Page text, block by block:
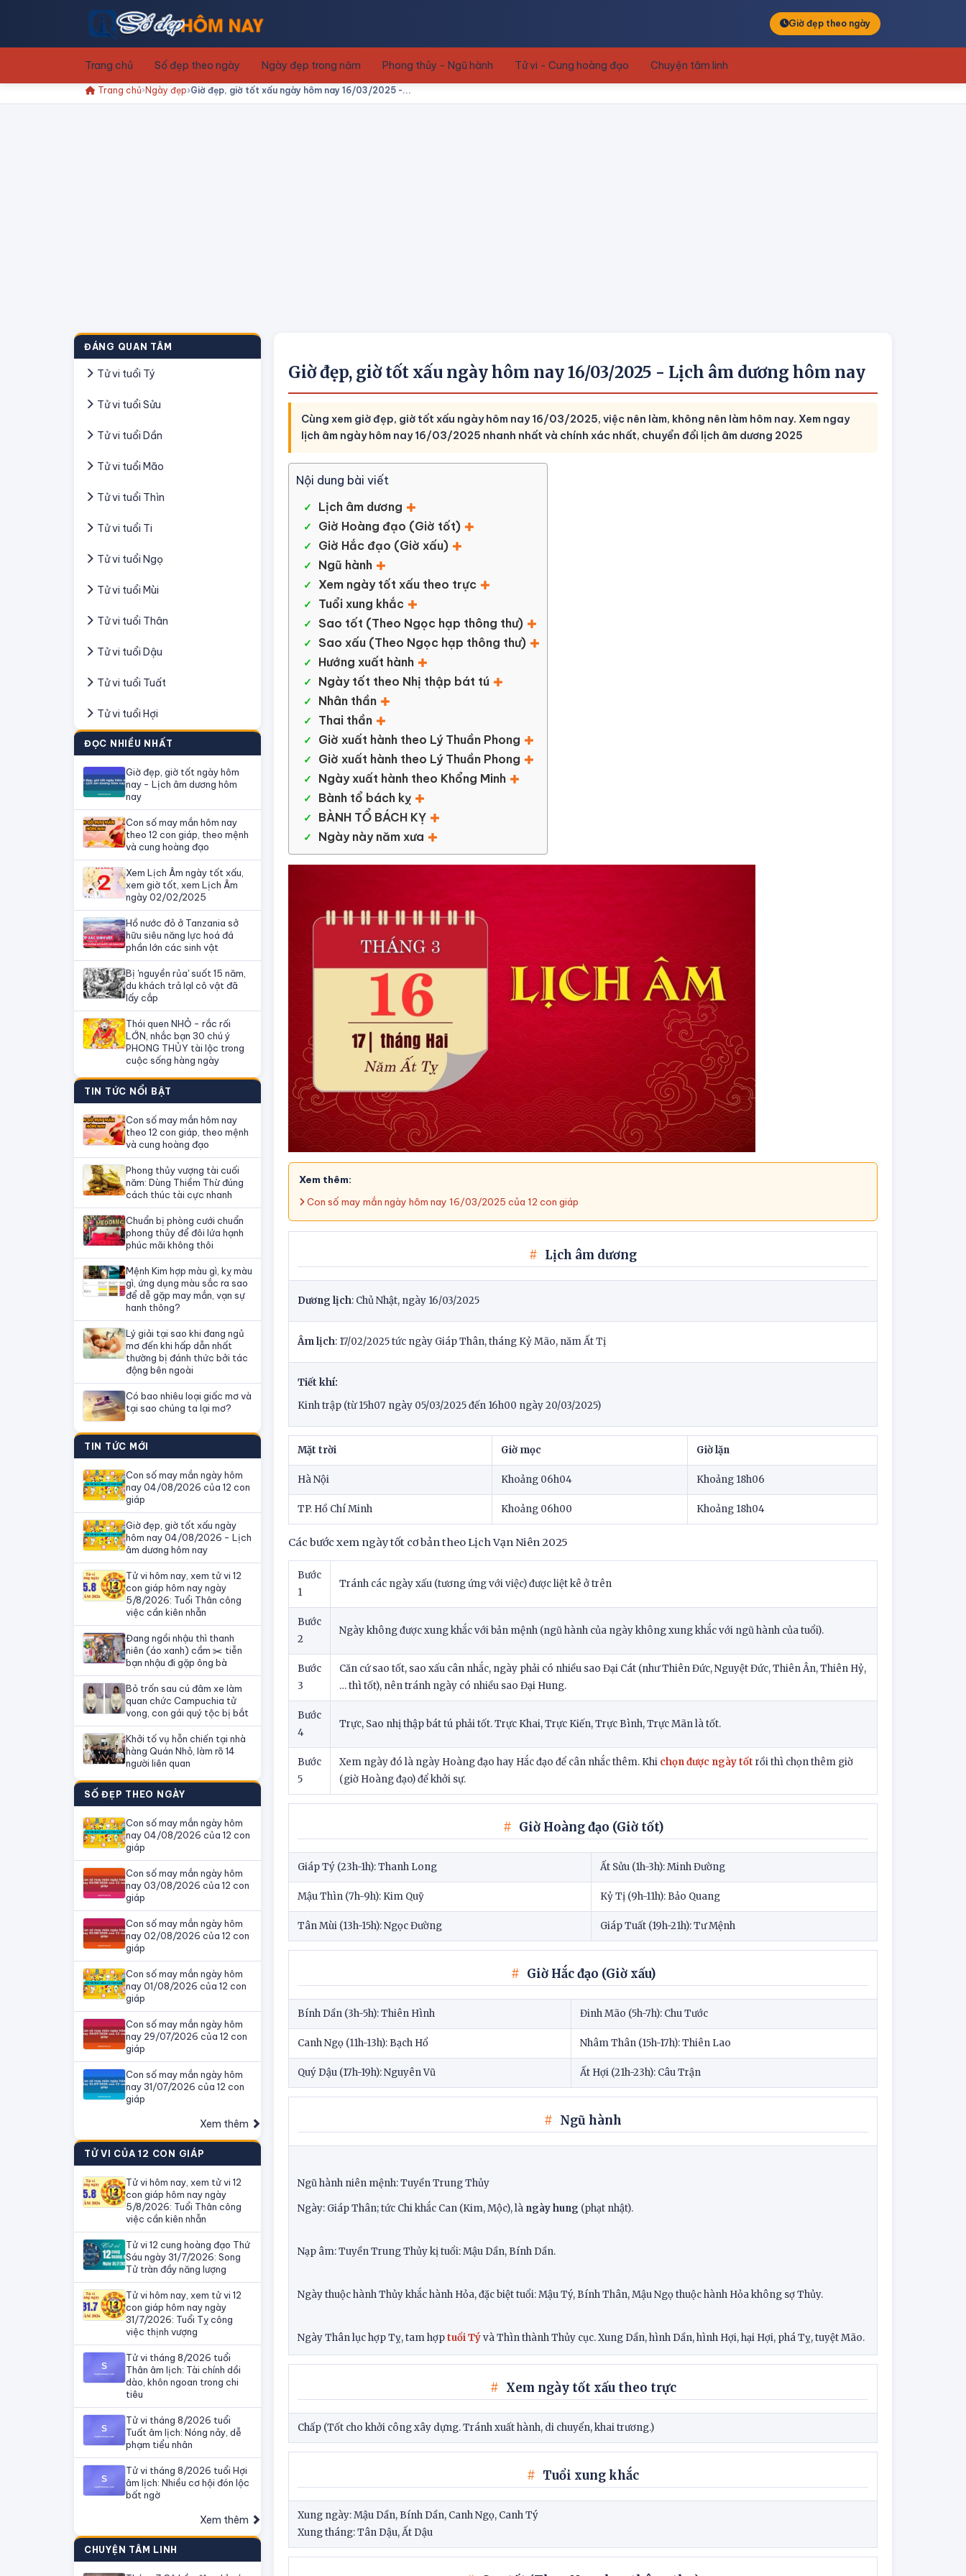
Giờ đẹp theo ngày
Trang chủ Số đẹp theo ngày Ngày đẹp trong năm Phong thủy - Ngũ hành Tử vi - Cung hoàng đạo Chuyện tâm linh
Trang chủ Ngày đẹp Giờ đẹp, giờ tốt xấu ngày hôm nay 16/03/2025 -...
ĐÁNG QUAN TÂM
Tử vi tuổi Tý
Tử vi tuổi Sửu
Tử vi tuổi Dần
Tử vi tuổi Mão
Tử vi tuổi Thìn
Tử vi tuổi Ti
Tử vi tuổi Ngọ
Tử vi tuổi Mùi
Tử vi tuổi Thân
Tử vi tuổi Dậu
Tử vi tuổi Tuất
Tử vi tuổi Hợi
ĐỌC NHIỀU NHẤT
Giờ đẹp, giờ tốt ngày hôm
nay - Lịch âm dương hôm
nay
Con số may mắn hôm nay
theo 12 con giáp, theo mệnh
và cung hoàng đạo
Xem Lịch Âm ngày tốt xấu,
xem giờ tốt, xem Lịch Âm
ngày 02/02/2025
Hồ nước đỏ ở Tanzania sở
hữu siêu năng lực hoá đá
phần lớn các sinh vật
Bị 'nguyền rủa' suốt 15 năm,
du khách trả lạI cô vật đã
lấy cắp
Thói quen NHỎ - rắc rối
LỚN, nhắc bạn 30 chú ý
PHONG THỦY tài lộc trong
cuộc sống hàng ngày
TIN TỨC NỔI BẬT
Con số may mắn hôm nay
theo 12 con giáp, theo mệnh
và cung hoàng đạo
Phong thủy vượng tài cuối
năm: Dùng Thiềm Thừ đúng
cách thúc tài cực nhanh
Chuẩn bị phòng cưới chuẩn
phong thủy để đôi lứa hạnh
phúc mãi không thôi
Mệnh Kim hợp màu gì, kỵ màu
gì, ứng dụng màu sắc ra sao
để dễ gặp may mắn, vạn sự
hanh thông?
Lý giải tại sao khi đang ngủ
mơ đến khi hấp dẫn nhất
thường bị đánh thức bởi tác
động bên ngoài
Có bao nhiêu loại giấc mơ và
tại sao chúng ta lại mơ?
TIN TỨC MỚI
Con số may mắn ngày hôm
nay 04/08/2026 của 12 con
giáp
Giờ đẹp, giờ tốt xấu ngày
hôm nay 04/08/2026 - Lịch
âm dương hôm nay
Tử vi hôm nay, xem tử vi 12
con giáp hôm nay ngày
5/8/2026: Tuổi Thân công
việc cần kiên nhẫn
Đang ngồi nhậu thì thanh
niên (áo xanh) cầm ✂️ tiễn
bạn nhậu đi gặp ông bà
Bỏ trốn sau cú đâm xe làm
quan chức Campuchia tử
vong, con gái quý tộc bị bắt
Khởi tố vụ hỗn chiến tại nhà
hàng Quán Nhỏ, làm rõ 14
người liên quan
SỐ ĐẸP THEO NGÀY
Con số may mắn ngày hôm
nay 04/08/2026 của 12 con
giáp
Con số may mắn ngày hôm
nay 03/08/2026 của 12 con
giáp
Con số may mắn ngày hôm
nay 02/08/2026 của 12 con
giáp
Con số may mắn ngày hôm
nay 01/08/2026 của 12 con
giáp
Con số may mắn ngày hôm
nay 29/07/2026 của 12 con
giáp
Con số may mắn ngày hôm
nay 31/07/2026 của 12 con
giáp
Xem thêm
TỬ VI CỦA 12 CON GIÁP
Tử vi hôm nay, xem tử vi 12
con giáp hôm nay ngày
5/8/2026: Tuổi Thân công
việc cần kiên nhẫn
Tử vi 12 cung hoàng đạo Thứ
Sáu ngày 31/7/2026: Song
Tử tràn đầy năng lượng
Tử vi hôm nay, xem tử vi 12
con giáp hôm nay ngày
31/7/2026: Tuổi Tỵ công
việc thịnh vượng
Tử vi tháng 8/2026 tuổi
Thân âm lịch: Tài chính dồi
dào, khôn ngoan trong chi
tiêu
Tử vi tháng 8/2026 tuổi
Tuất âm lịch: Nóng nảy, dễ
phạm tiểu nhân
Tử vi tháng 8/2026 tuổi Hợi
âm lịch: Nhiều cơ hội đón lộc
bất ngờ
Xem thêm
CHUYỆN TÂM LINH
Giờ đẹp, giờ tốt xấu ngày hôm nay 16/03/2025 - Lịch âm dương hôm nay
Cùng xem giờ đẹp, giờ tốt xấu ngày hôm nay 16/03/2025, việc nên làm, không nên làm hôm nay. Xem ngay
lịch âm ngày hôm nay 16/03/2025 nhanh nhất và chính xác nhất, chuyển đổi lịch âm dương 2025
Nội dung bài viết
Lịch âm dương
Giờ Hoàng đạo (Giờ tốt)
Giờ Hắc đạo (Giờ xấu)
Ngũ hành
Xem ngày tốt xấu theo trực
Tuổi xung khắc
Sao tốt (Theo Ngọc hạp thông thư)
Sao xấu (Theo Ngọc hạp thông thư)
Hướng xuất hành
Ngày tốt theo Nhị thập bát tú
Nhân thần
Thai thần
Giờ xuất hành theo Lý Thuần Phong
Giờ xuất hành theo Lý Thuần Phong
Ngày xuất hành theo Khổng Minh
Bành tổ bách kỵ
BÀNH TỔ BÁCH KỴ
Ngày này năm xưa
Xem thêm:
Con số may mắn ngày hôm nay 16/03/2025 của 12 con giáp
Lịch âm dương
Dương lịch: Chủ Nhật, ngày 16/03/2025
Âm lịch: 17/02/2025 tức ngày Giáp Thân, tháng Kỷ Mão, năm Ất Tị
Tiết khí:
Kinh trập (từ 15h07 ngày 05/03/2025 đến 16h00 ngày 20/03/2025)
Mặt trời Giờ mọc Giờ lặn
Hà Nội Khoảng 06h04 Khoảng 18h06
TP. Hồ Chí Minh Khoảng 06h00 Khoảng 18h04
Các bước xem ngày tốt cơ bản theo Lịch Vạn Niên 2025
Bước
1
Tránh các ngày xấu (tương ứng với việc) được liệt kê ở trên
Bước
2
Ngày không được xung khắc với bản mệnh (ngũ hành của ngày không xung khắc với ngũ hành của tuổi).
Bước
3
Căn cứ sao tốt, sao xấu cân nhắc, ngày phải có nhiều sao Đại Cát (như Thiên Đức, Nguyệt Đức, Thiên Ân, Thiên Hỷ,
… thì tốt), nên tránh ngày có nhiều sao Đại Hung.
Bước
4
Trực, Sao nhị thập bát tú phải tốt. Trực Khai, Trực Kiến, Trực Bình, Trực Mãn là tốt.
Bước
5
Xem ngày đó là ngày Hoàng đạo hay Hắc đạo để cân nhắc thêm. Khi chọn được ngày tốt rồi thì chọn thêm giờ
(giờ Hoàng đạo) để khởi sự.
Giờ Hoàng đạo (Giờ tốt)
Giáp Tý (23h-1h): Thanh Long Ất Sửu (1h-3h): Minh Đường
Mậu Thìn (7h-9h): Kim Quỹ Kỷ Tị (9h-11h): Bảo Quang
Tân Mùi (13h-15h): Ngọc Đường Giáp Tuất (19h-21h): Tư Mệnh
Giờ Hắc đạo (Giờ xấu)
Bính Dần (3h-5h): Thiên Hình Đinh Mão (5h-7h): Chu Tước
Canh Ngọ (11h-13h): Bạch Hổ Nhâm Thân (15h-17h): Thiên Lao
Quý Dậu (17h-19h): Nguyên Vũ Ất Hợi (21h-23h): Câu Trận
Ngũ hành
Ngũ hành niên mệnh: Tuyền Trung Thủy
Ngày: Giáp Thân; tức Chi khắc Can (Kim, Mộc), là ngày hung (phạt nhật).
Nạp âm: Tuyền Trung Thủy kị tuổi: Mậu Dần, Bính Dần.
Ngày thuộc hành Thủy khắc hành Hỏa, đặc biệt tuổi: Mậu Tý, Bính Thân, Mậu Ngọ thuộc hành Hỏa không sợ Thủy.
Ngày Thân lục hợp Tỵ, tam hợptuổi Tývà Thìn thành Thủy cục. Xung Dần, hình Dần, hình Hợi, hại Hợi, phá Tỵ, tuyệt Mão.
Xem ngày tốt xấu theo trực
Chấp (Tốt cho khởi công xây dựng. Tránh xuất hành, di chuyển, khai trương.)
Tuổi xung khắc
Xung ngày: Mậu Dần, Bính Dần, Canh Ngọ, Canh Tý
Xung tháng: Tân Dậu, Ất Dậu